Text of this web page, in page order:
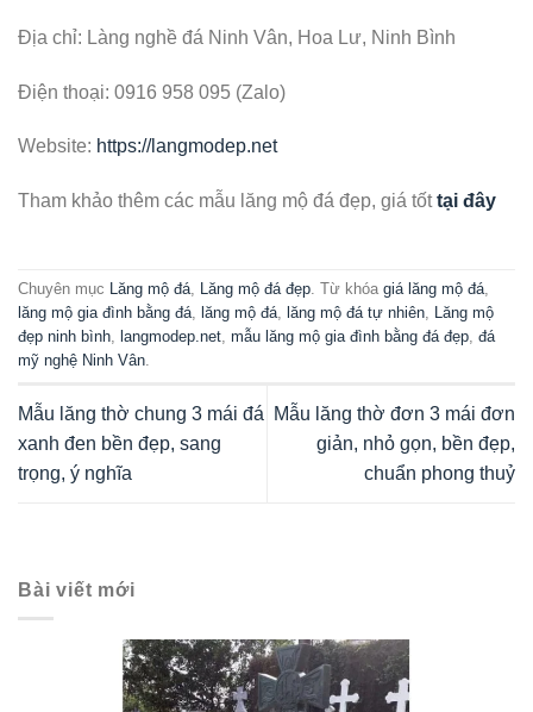
Địa chỉ: Làng nghề đá Ninh Vân, Hoa Lư, Ninh Bình
Điện thoại: 0916 958 095 (Zalo)
Website: https://langmodep.net
Tham khảo thêm các mẫu lăng mộ đá đẹp, giá tốttại đây
Chuyên mục Lăng mộ đá, Lăng mộ đá đẹp. Từ khóa giá lăng mộ đá,
lăng mộ gia đình bằng đá, lăng mộ đá, lăng mộ đá tự nhiên, Lăng mộ
đẹp ninh bình, langmodep.net, mẫu lăng mộ gia đình bằng đá đẹp, đá
mỹ nghệ Ninh Vân.
Mẫu lăng thờ chung 3 mái đá
xanh đen bền đẹp, sang
trọng, ý nghĩa
Mẫu lăng thờ đơn 3 mái đơn
giản, nhỏ gọn, bền đẹp,
chuẩn phong thuỷ
Bài viết mới